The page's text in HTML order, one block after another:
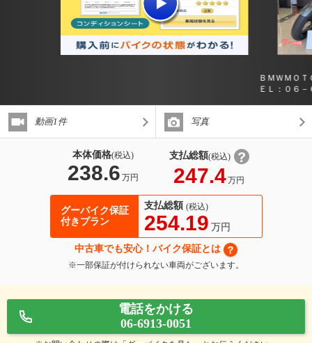
ＢＭＷＭＯ
ＥＬ：０６
動画1件 写真
本体価格(税込)
238.6 万円
支払総額(税込)
247.4万円
グーバイク保証
付きプラン
支払総額 (税込)
254.19 万円
中古車でも安心！バイク保証とは
※一部保証が付けられない車両がございます。
電話をかける
06-6913-0051